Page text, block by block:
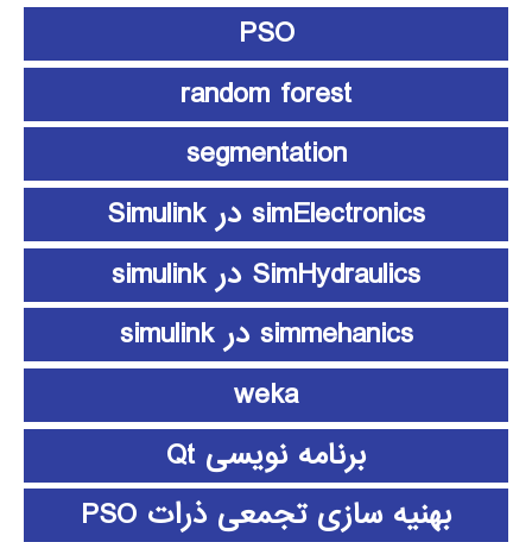
PSO
random forest
segmentation
simElectronics در Simulink
SimHydraulics در simulink
simmehanics در simulink
weka
برنامه نویسی Qt
بهنیه سازی تجمعی ذرات PSO